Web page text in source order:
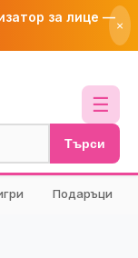
за лице —
×
☰
Търси
Подаръци